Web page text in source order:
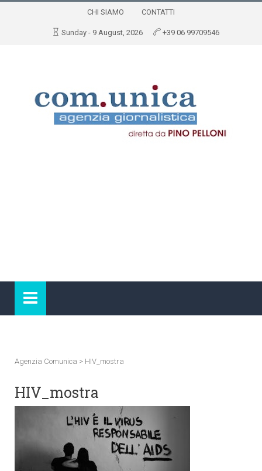
CHI SIAMO CONTATTI
Sunday - 9 August, 2026 +39 06 99709546
Agenzia Comunica > HIV_mostra
HIV_mostra